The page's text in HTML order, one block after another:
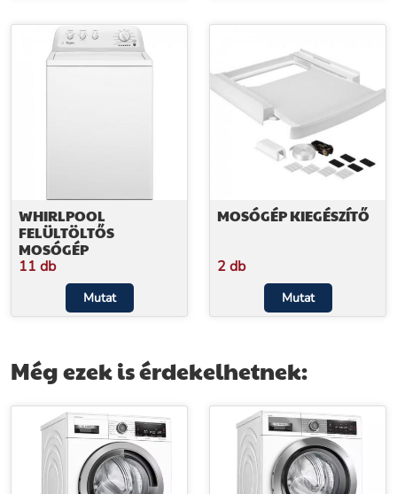
WHIRLPOOL
FELÜLTÖLTŐS
MOSÓGÉP
11 db
Mutat
MOSÓGÉP KIEGÉSZÍTŐ
2 db
Mutat
Még ezek is érdekelhetnek: